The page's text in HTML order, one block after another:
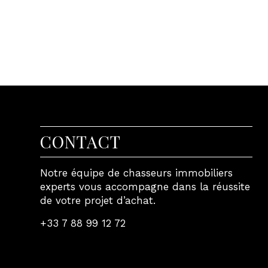
CONTACT
Notre équipe de chasseurs immobiliers
experts vous accompagne dans la réussite
de votre projet d’achat.
+33 7 88 99 12 72